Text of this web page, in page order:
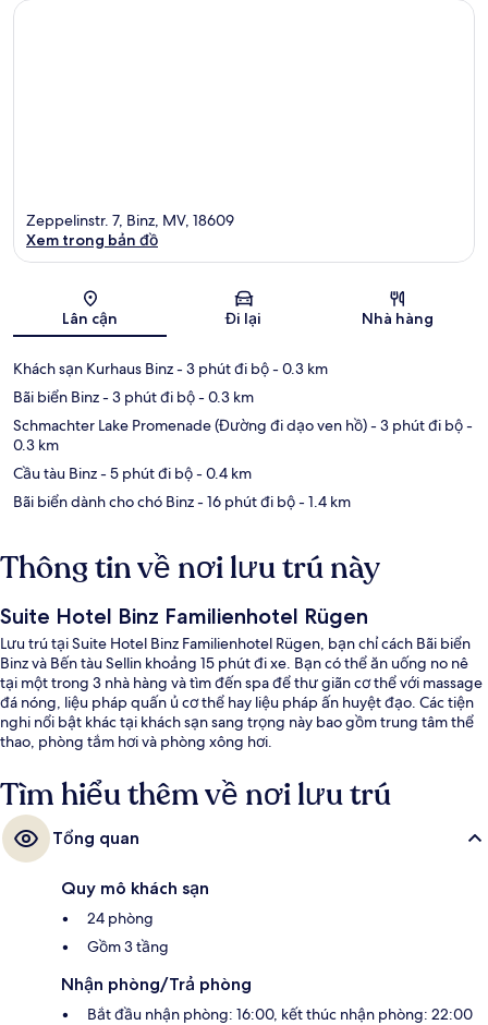
Bản đồ
Zeppelinstr. 7, Binz, MV, 18609
Xem trong bản đồ
Lân cận Đi lại Nhà hàng
Khách sạn Kurhaus Binz- 3 phút đi bộ- 0.3 km
Bãi biển Binz- 3 phút đi bộ- 0.3 km
Schmachter Lake Promenade (Đường đi dạo ven hồ)- 3 phút đi bộ-
0.3 km
Cầu tàu Binz- 5 phút đi bộ- 0.4 km
Bãi biển dành cho chó Binz- 16 phút đi bộ- 1.4 km
Thông tin về nơi lưu trú này
Suite Hotel Binz Familienhotel Rügen
Lưu trú tại Suite Hotel Binz Familienhotel Rügen, bạn chỉ cách Bãi biển
Binz và Bến tàu Sellin khoảng 15 phút đi xe. Bạn có thể ăn uống no nê
tại một trong 3 nhà hàng và tìm đến spa để thư giãn cơ thể với massage
đá nóng, liệu pháp quấn ủ cơ thể hay liệu pháp ấn huyệt đạo. Các tiện
nghi nổi bật khác tại khách sạn sang trọng này bao gồm trung tâm thể
thao, phòng tắm hơi và phòng xông hơi.
Tìm hiểu thêm về nơi lưu trú
Tổng quan
Quy mô khách sạn
24 phòng
Gồm 3 tầng
Nhận phòng/Trả phòng
Bắt đầu nhận phòng: 16:00, kết thúc nhận phòng: 22:00